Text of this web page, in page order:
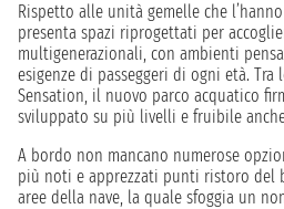
Rispetto alle unità gemelle che
presenta spazi riprogettati per
multigenerazionali, con ambienti
esigenze di passeggeri di ogni età.
Sensation, il nuovo parco acquatico
sviluppato su più livelli e fruibile
A bordo non mancano numerose
più noti e apprezzati punti ristoro del
aree della nave, la quale sfoggia un